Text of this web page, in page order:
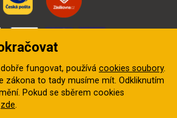
fungovat, používá cookies soubory.
zákona to tady musíme mít. Odkliknutím
Pokud se sběrem cookies
zde.